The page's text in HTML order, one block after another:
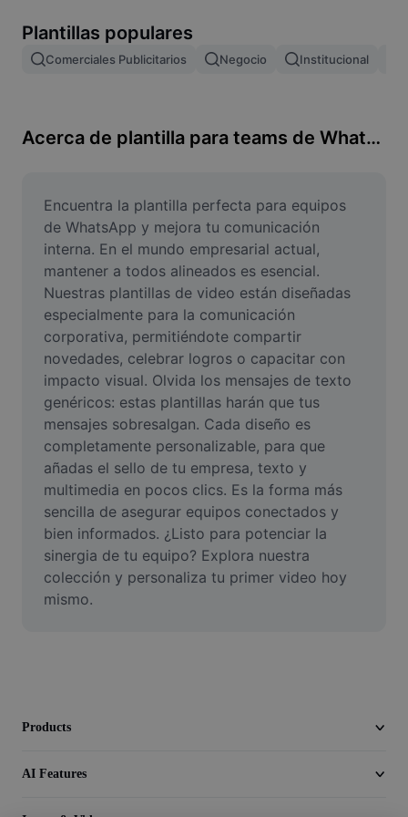
Image merge
Resize Image
Meme Generator
AI Text Remover
AI People Remover
AI Inpainting
Face Cutout
Video
Remove video BG
Enhance quality
Video Editor
Trim Video
Plantillas populares
Comerciales Publicitarios Negocio Institucional
Acerca de plantilla para teams de WhatsApp
Encuentra la plantilla perfecta para equipos
de WhatsApp y mejora tu comunicación
interna. En el mundo empresarial actual,
mantener a todos alineados es esencial.
Nuestras plantillas de video están diseñadas
especialmente para la comunicación
corporativa, permitiéndote compartir
novedades, celebrar logros o capacitar con
impacto visual. Olvida los mensajes de texto
genéricos: estas plantillas harán que tus
mensajes sobresalgan. Cada diseño es
completamente personalizable, para que
añadas el sello de tu empresa, texto y
multimedia en pocos clics. Es la forma más
sencilla de asegurar equipos conectados y
bien informados. ¿Listo para potenciar la
sinergia de tu equipo? Explora nuestra
colección y personaliza tu primer video hoy
mismo.
Products
AI Features